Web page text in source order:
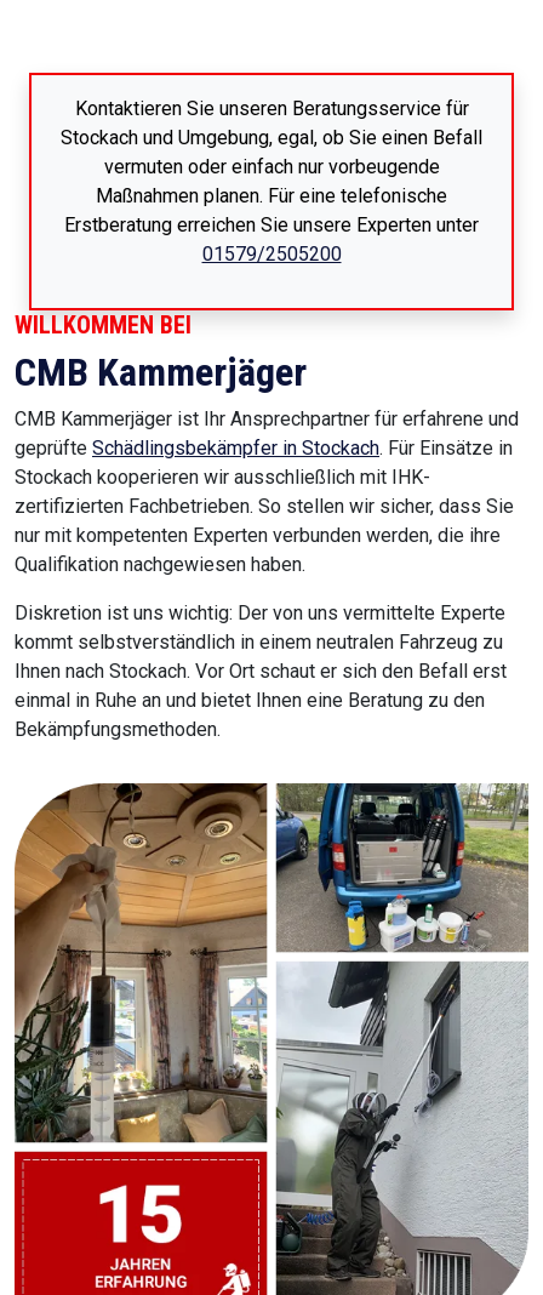
Kontaktieren Sie unseren Beratungsservice für
Stockach und Umgebung, egal, ob Sie einen Befall
vermuten oder einfach nur vorbeugende
Maßnahmen planen. Für eine telefonische
Erstberatung erreichen Sie unsere Experten unter
01579/2505200
WILLKOMMEN BEI
CMB Kammerjäger
CMB Kammerjäger ist Ihr Ansprechpartner für erfahrene und
geprüfte Schädlingsbekämpfer in Stockach. Für Einsätze in
Stockach kooperieren wir ausschließlich mit IHK-
zertifizierten Fachbetrieben. So stellen wir sicher, dass Sie
nur mit kompetenten Experten verbunden werden, die ihre
Qualifikation nachgewiesen haben.
Diskretion ist uns wichtig: Der von uns vermittelte Experte
kommt selbstverständlich in einem neutralen Fahrzeug zu
Ihnen nach Stockach. Vor Ort schaut er sich den Befall erst
einmal in Ruhe an und bietet Ihnen eine Beratung zu den
Bekämpfungsmethoden.